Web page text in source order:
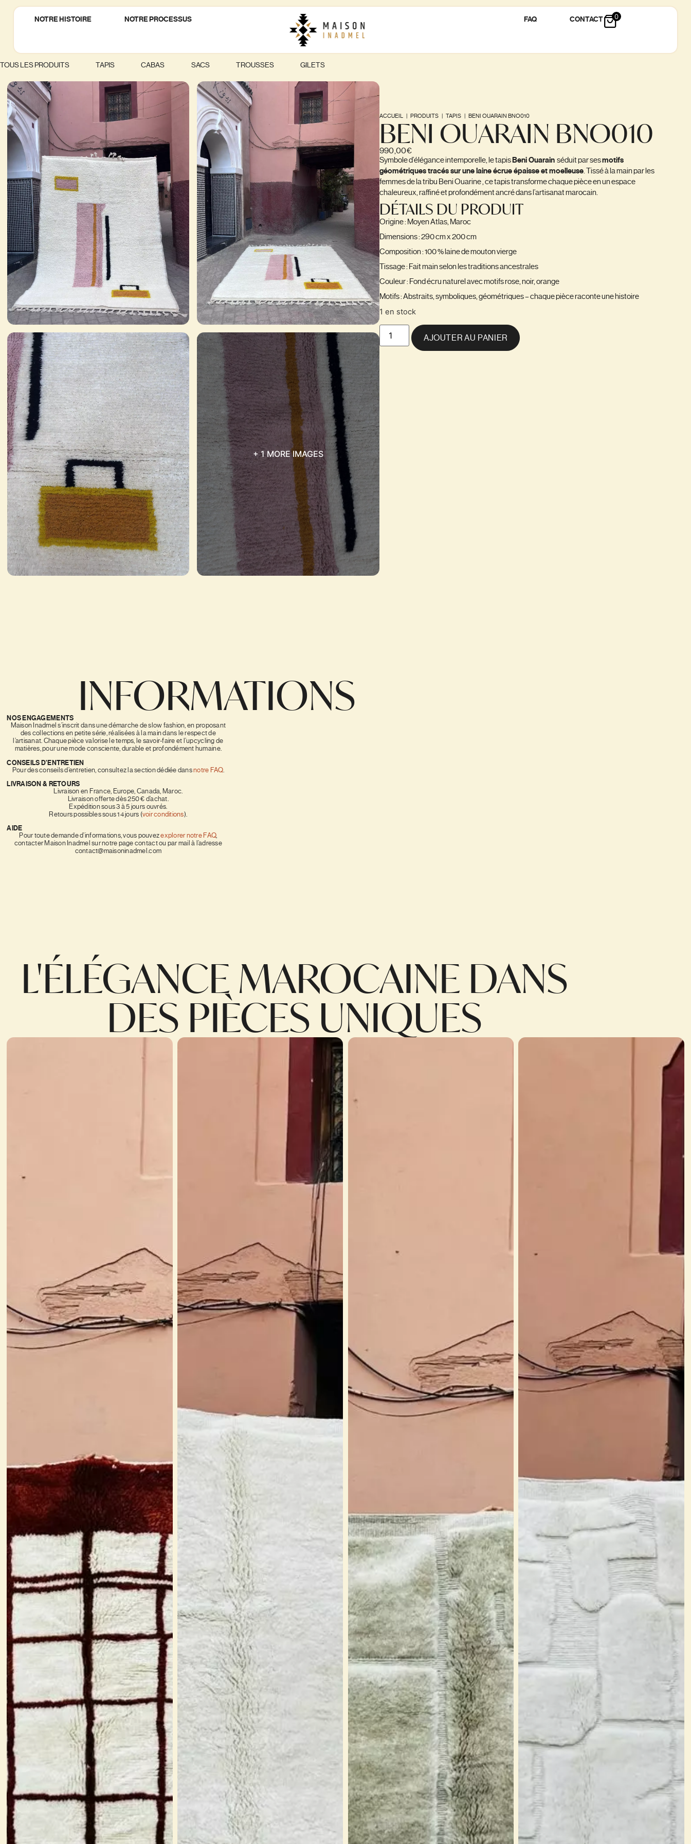
NOTRE HISTOIRE NOTRE PROCESSUS FAQ CONTACT 0
TOUS LES PRODUITS TAPIS CABAS SACS TROUSSES GILETS
+ 1 MORE IMAGES
ACCUEIL| PRODUITS| TAPIS| BENI OUARAIN BNO010
BENI OUARAIN BNO010
990,00€
Symbole d’élégance intemporelle, le tapisBeni Ouarainséduit par sesmotifs
géométriques tracés sur une laine écrue épaisse et moelleuse. Tissé à la main par les
femmes de la tribu Beni Ouarine , ce tapis transforme chaque pièce en un espace
chaleureux, raffiné et profondément ancré dans l’artisanat marocain.
DÉTAILS DU PRODUIT
Origine : Moyen Atlas, Maroc
Dimensions : 290 cm x 200 cm
Composition : 100 % laine de mouton vierge
Tissage : Fait main selon les traditions ancestrales
Couleur : Fond écru naturel avec motifs rose, noir, orange
Motifs : Abstraits, symboliques, géométriques – chaque pièce raconte une histoire
1 en stock
AJOUTER AU PANIER
INFORMATIONS
NOS ENGAGEMENTS
Maison Inadmel s’inscrit dans une démarche de slow fashion, en proposant
des collections en petite série, réalisées à la main dans le respect de
l’artisanat. Chaque pièce valorise le temps, le savoir-faire et l’upcycling de
matières, pour une mode consciente, durable et profondément humaine.
CONSEILS D'ENTRETIEN
Pour des conseils d’entretien, consultez la section dédiée dansnotre FAQ.
LIVRAISON & RETOURS
Livraison en France, Europe, Canada, Maroc.
Livraison offerte dès 250 € d’achat.
Expédition sous 3 à 5 jours ouvrés.
Retours possibles sous 14 jours (voir conditions).
AIDE
Pour toute demande d’informations, vous pouvezexplorer notre FAQ,
contacter Maison Inadmel sur notre page contact ou par mail à l’adresse
contact@maisoninadmel.com
L'ÉLÉGANCE MAROCAINE DANS
DES PIÈCES UNIQUES